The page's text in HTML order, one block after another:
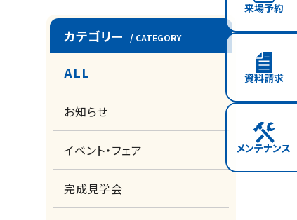
カテゴリー / CATEGORY
ALL
お知らせ
イベント・フェア
完成見学会
来場予約
資料請求
メンテナンス